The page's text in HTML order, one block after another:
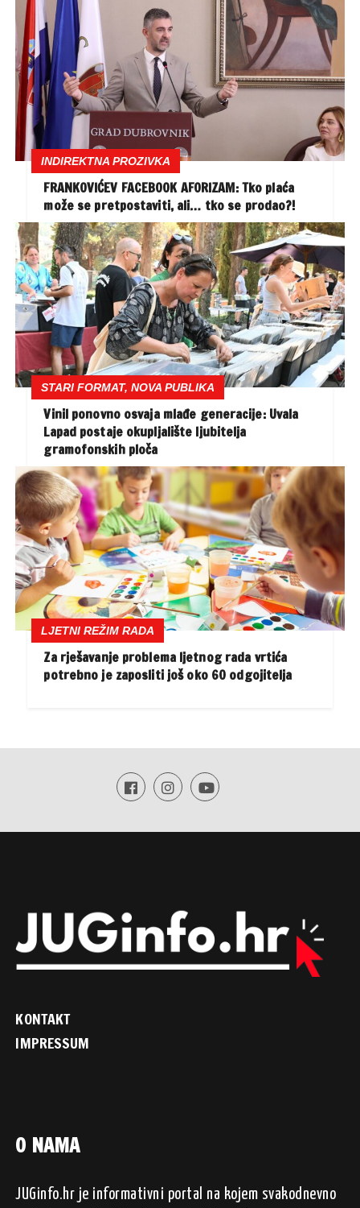
INDIREKTNA PROZIVKA
FRANKOVIĆEV FACEBOOK AFORIZAM: Tko plaća
može se pretpostaviti, ali… tko se prodao?!
STARI FORMAT, NOVA PUBLIKA
Vinil ponovno osvaja mlađe generacije: Uvala
Lapad postaje okupljalište ljubitelja
gramofonskih ploča
LJETNI REŽIM RADA
Za rješavanje problema ljetnog rada vrtića
potrebno je zaposliti još oko 60 odgojitelja
KONTAKT
IMPRESSUM
O NAMA
JUGinfo.hr je informativni portal na kojem svakodnevno